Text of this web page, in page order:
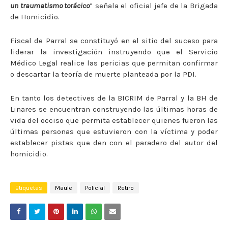
un traumatismo torácico” señala el oficial jefe de la Brigada
de Homicidio.
Fiscal de Parral se constituyó en el sitio del suceso para
liderar la investigación instruyendo que el Servicio
Médico Legal realice las pericias que permitan confirmar
o descartar la teoría de muerte planteada por la PDI.
En tanto los detectives de la BICRIM de Parral y la BH de
Linares se encuentran construyendo las últimas horas de
vida del occiso que permita establecer quienes fueron las
últimas personas que estuvieron con la víctima y poder
establecer pistas que den con el paradero del autor del
homicidio.
Etiquetas Maule Policial Retiro